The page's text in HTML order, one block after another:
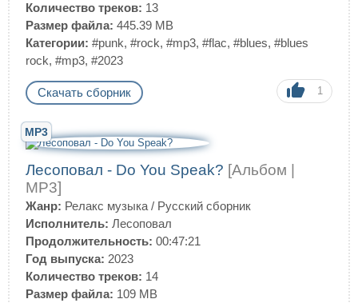
Количество треков: 13
Размер файла: 445.39 MB
Категории: #punk, #rock, #mp3, #flac, #blues, #blues
rock, #mp3, #2023
Скачать сборник 1
MP3
Лесоповал - Do You Speak? [Альбом |
MP3]
Жанр: Релакс музыка / Русский сборник
Исполнитель: Лесоповал
Продолжительность: 00:47:21
Год выпуска: 2023
Количество треков: 14
Размер файла: 109 MB